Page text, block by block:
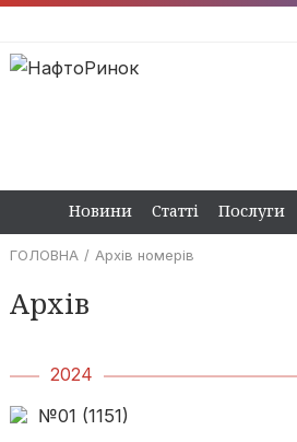
Новини Статті Послуги
ГОЛОВНА Архів номерів
Архів
2024
№01 (1151)